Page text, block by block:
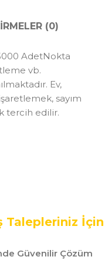
(0)
AdetNokta
vb.
Ev,
sayım
tercih edilir.
Talepleriniz İçin
Güvenilir Çözüm